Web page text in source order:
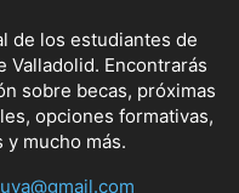
de los estudiantes de
Valladolid. Encontrarás
sobre becas, próximas
opciones formativas,
mucho más.